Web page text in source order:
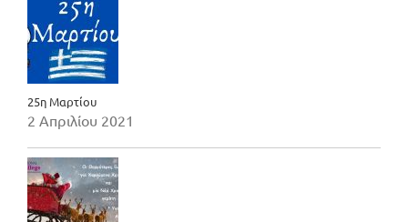
25η Μαρτίου
2 Απριλίου 2021